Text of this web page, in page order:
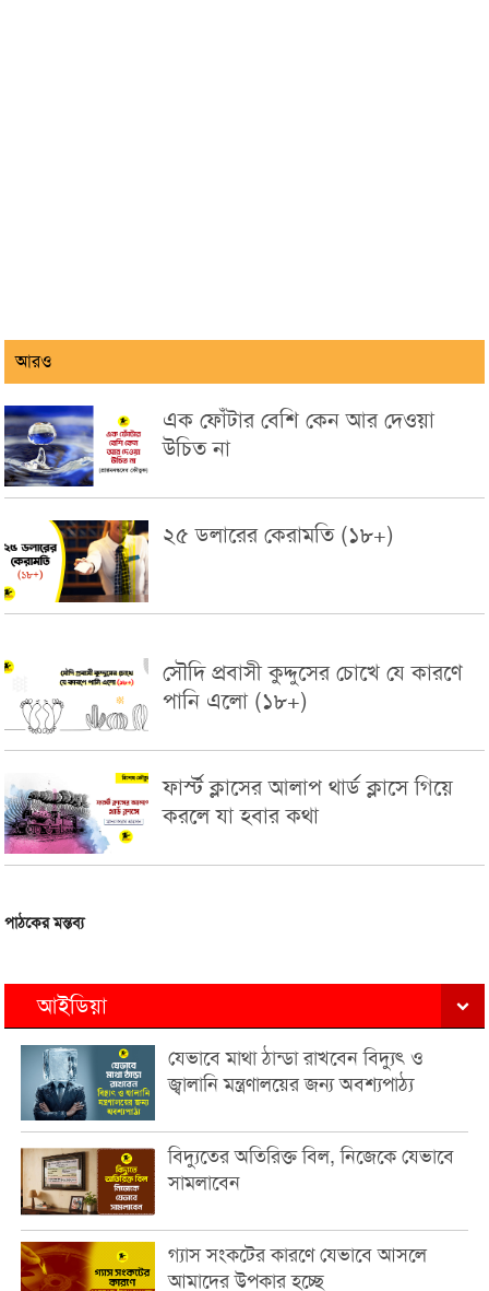
আরও
এক ফোঁটার বেশি কেন আর দেওয়া
উচিত না
২৫ ডলারের কেরামতি (১৮+)
সৌদি প্রবাসী কুদ্দুসের চোখে যে কারণে
পানি এলো (১৮+)
ফার্স্ট ক্লাসের আলাপ থার্ড ক্লাসে গিয়ে
করলে যা হবার কথা
পাঠকের মন্তব্য
আইডিয়া
যেভাবে মাথা ঠান্ডা রাখবেন বিদ্যুৎ ও
জ্বালানি মন্ত্রণালয়ের জন্য অবশ্যপাঠ্য
বিদ্যুতের অতিরিক্ত বিল, নিজেকে যেভাবে
সামলাবেন
গ্যাস সংকটের কারণে যেভাবে আসলে
আমাদের উপকার হচ্ছে